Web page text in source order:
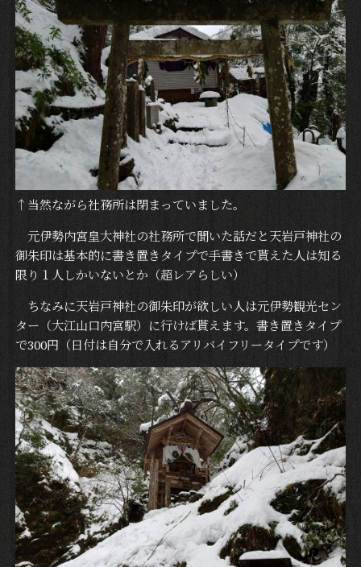
↑当然ながら社務所は閉まっていました。
元伊勢内宮皇大神社の社務所で聞いた話だと天岩戸神社の
御朱印は基本的に書き置きタイプで手書きで貰えた人は知る
限り１人しかいないとか（超レアらしい）
ちなみに天岩戸神社の御朱印が欲しい人は元伊勢観光セン
ター（大江山口内宮駅）に行けば貰えます。書き置きタイプ
で300円（日付は自分で入れるアリバイフリータイプです）